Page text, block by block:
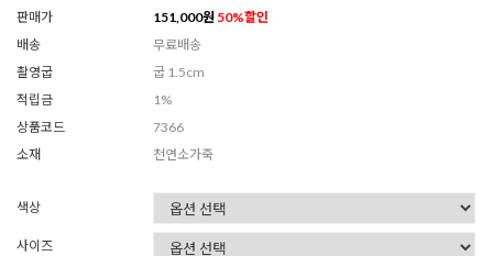
판매가
151,000원 50%할인
배송
무료배송
촬영굽
굽 1.5cm
적립금
1%
상품코드
7366
소재
천연소가죽
색상
사이즈